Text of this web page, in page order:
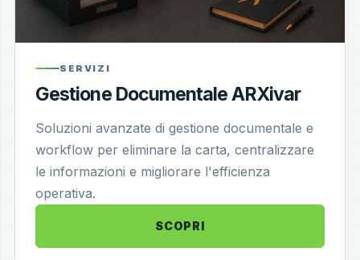
SERVIZI
Gestione Documentale ARXivar
Soluzioni avanzate di gestione documentale e
workflow per eliminare la carta, centralizzare
le informazioni e migliorare l'efficienza
operativa.
SCOPRI